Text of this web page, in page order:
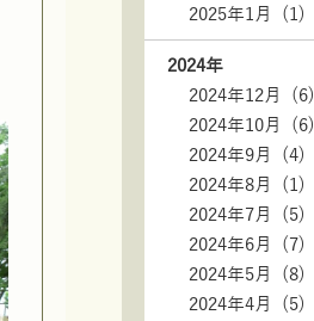
2025年1月 (1)
2024年
2024年12月 (6)
2024年10月 (6)
2024年9月 (4)
2024年8月 (1)
2024年7月 (5)
2024年6月 (7)
2024年5月 (8)
2024年4月 (5)